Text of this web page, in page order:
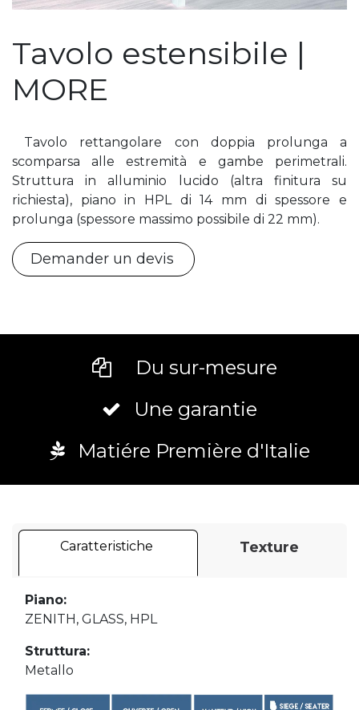
Tavolo estensibile |
MORE
Tavolo rettangolare con doppia prolunga a
scomparsa alle estremità e gambe perimetrali.
Struttura in alluminio lucido (altra finitura su
richiesta), piano in HPL di 14 mm di spessore e
prolunga (spessore massimo possibile di 22 mm).
Demander un devis
Du sur-mesure
Une garantie
Matiére Première d'Italie
Caratteristiche Texture
Piano:
ZENITH, GLASS, HPL
Struttura:
Metallo